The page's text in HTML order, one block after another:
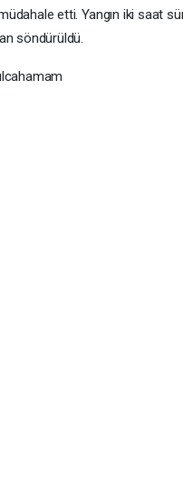
etti. Yangın iki saat
söndürüldü.